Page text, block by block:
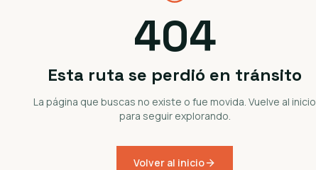
404
Esta ruta se perdió en tránsito
La página que buscas no existe o fue movida. Vuelve al inicio
para seguir explorando.
Volver al inicio